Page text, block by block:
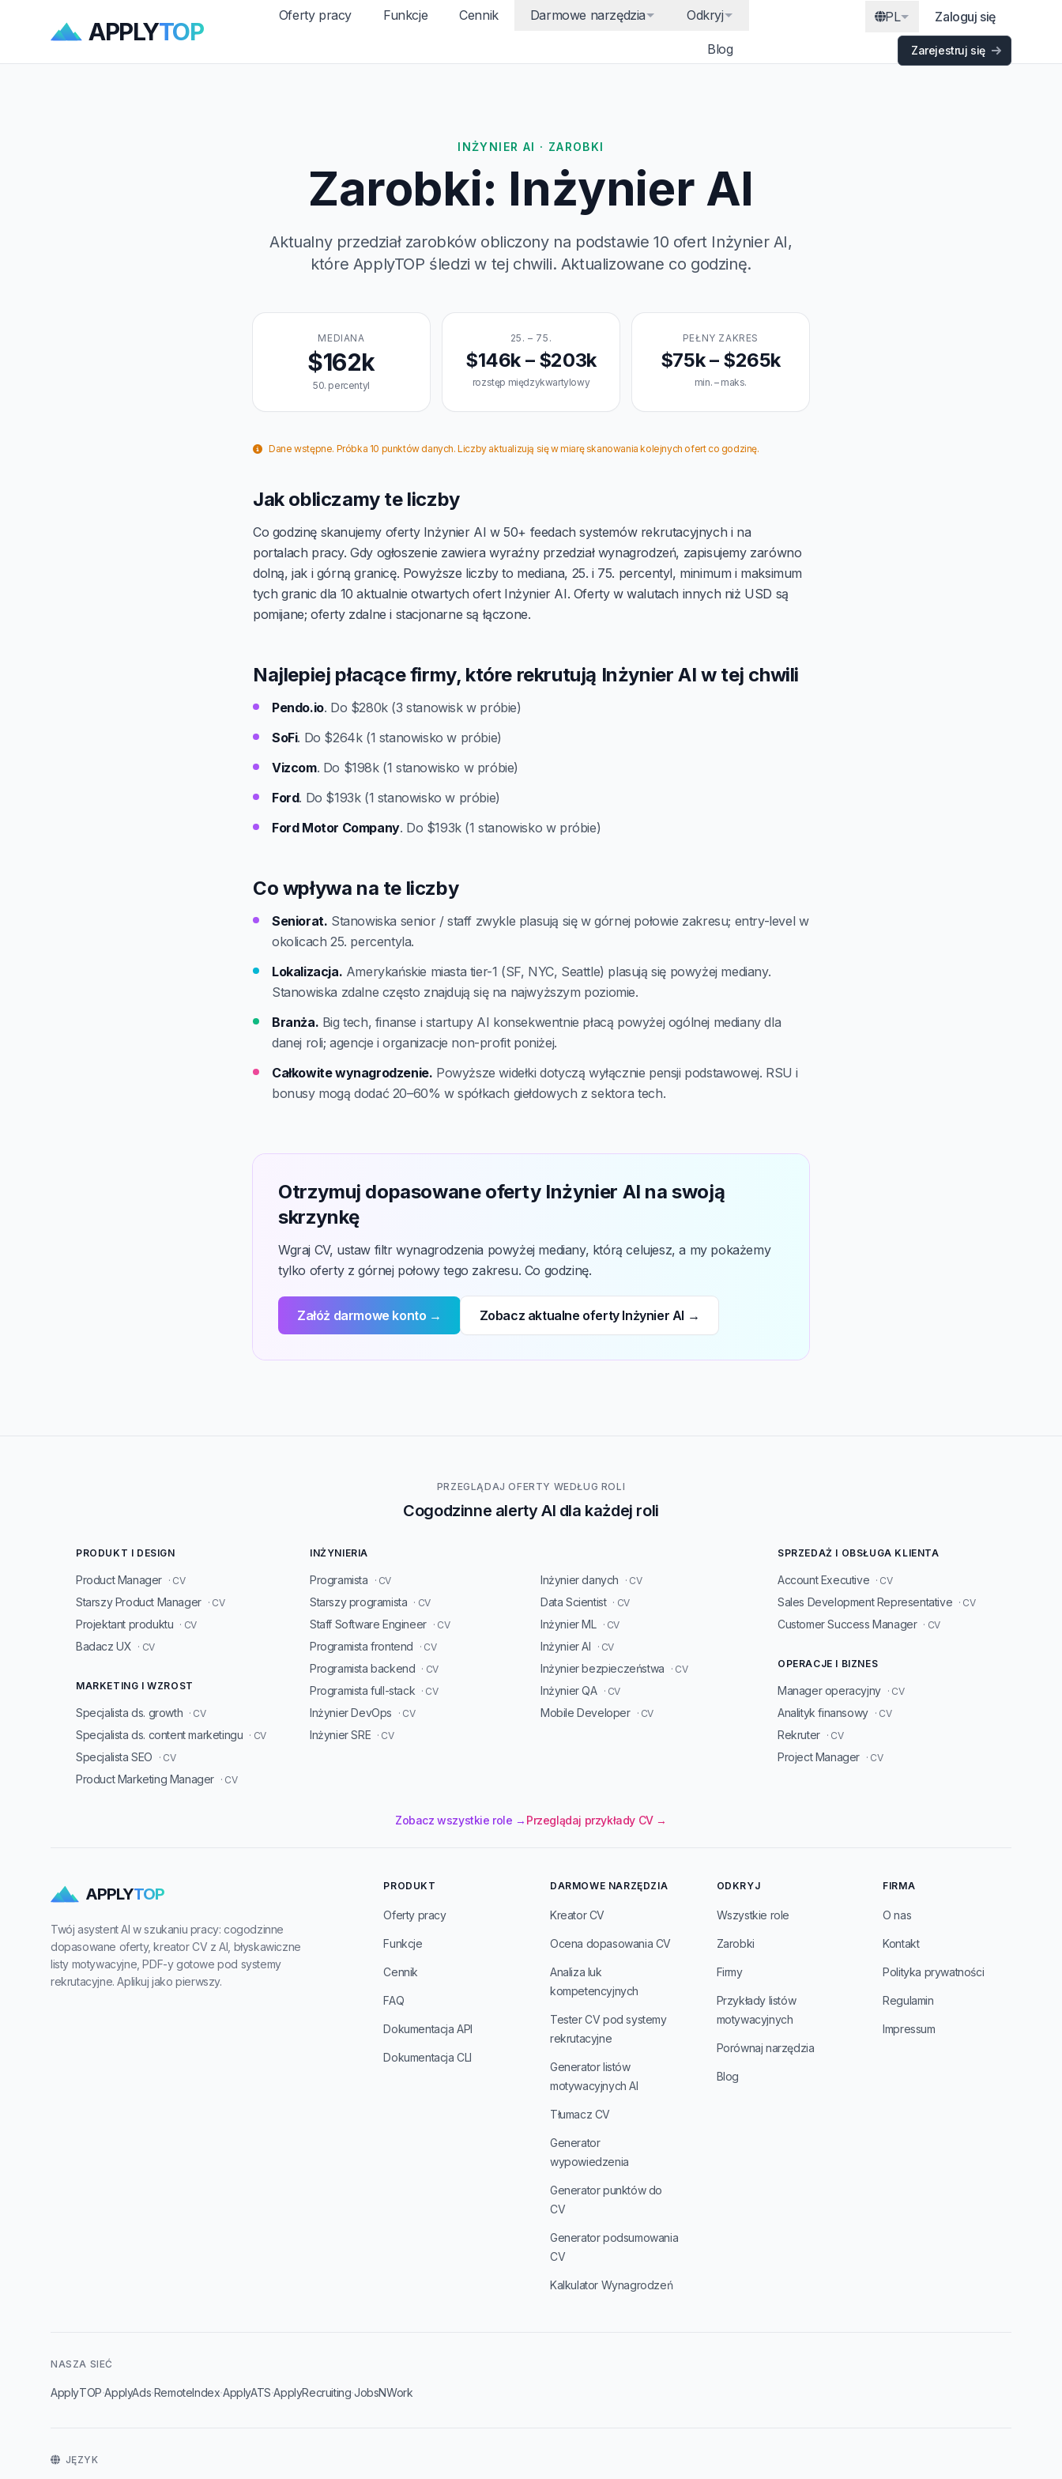
APPLYTOP
Oferty pracy Funkcje Cennik Darmowe narzędzia Odkryj
Blog
PL Zaloguj się
Zarejestruj się
INŻYNIER AI · ZAROBKI
Zarobki: Inżynier AI
Aktualny przedział zarobków obliczony na podstawie 10 ofert Inżynier AI,
które ApplyTOP śledzi w tej chwili. Aktualizowane co godzinę.
MEDIANA
$162k
50. percentyl
25. – 75.
$146k – $203k
rozstęp międzykwartylowy
PEŁNY ZAKRES
$75k – $265k
min. – maks.
Dane wstępne. Próbka 10 punktów danych. Liczby aktualizują się w miarę skanowania kolejnych ofert co godzinę.
Jak obliczamy te liczby
Co godzinę skanujemy oferty Inżynier AI w 50+ feedach systemów rekrutacyjnych i na
portalach pracy. Gdy ogłoszenie zawiera wyraźny przedział wynagrodzeń, zapisujemy zarówno
dolną, jak i górną granicę. Powyższe liczby to mediana, 25. i 75. percentyl, minimum i maksimum
tych granic dla 10 aktualnie otwartych ofert Inżynier AI. Oferty w walutach innych niż USD są
pomijane; oferty zdalne i stacjonarne są łączone.
Najlepiej płacące firmy, które rekrutują Inżynier AI w tej chwili
Pendo.io. Do $280k (3 stanowisk w próbie)
SoFi. Do $264k (1 stanowisko w próbie)
Vizcom. Do $198k (1 stanowisko w próbie)
Ford. Do $193k (1 stanowisko w próbie)
Ford Motor Company. Do $193k (1 stanowisko w próbie)
Co wpływa na te liczby
Seniorat. Stanowiska senior / staff zwykle plasują się w górnej połowie zakresu; entry-level w
okolicach 25. percentyla.
Lokalizacja. Amerykańskie miasta tier-1 (SF, NYC, Seattle) plasują się powyżej mediany.
Stanowiska zdalne często znajdują się na najwyższym poziomie.
Branża. Big tech, finanse i startupy AI konsekwentnie płacą powyżej ogólnej mediany dla
danej roli; agencje i organizacje non-profit poniżej.
Całkowite wynagrodzenie. Powyższe widełki dotyczą wyłącznie pensji podstawowej. RSU i
bonusy mogą dodać 20–60% w spółkach giełdowych z sektora tech.
Otrzymuj dopasowane oferty Inżynier AI na swoją
skrzynkę
Wgraj CV, ustaw filtr wynagrodzenia powyżej mediany, którą celujesz, a my pokażemy
tylko oferty z górnej połowy tego zakresu. Co godzinę.
Załóż darmowe konto → Zobacz aktualne oferty Inżynier AI →
PRZEGLĄDAJ OFERTY WEDŁUG ROLI
Cogodzinne alerty AI dla każdej roli
PRODUKT I DESIGN
Product Manager · CV
Starszy Product Manager · CV
Projektant produktu · CV
Badacz UX · CV
MARKETING I WZROST
Specjalista ds. growth · CV
Specjalista ds. content marketingu · CV
Specjalista SEO · CV
Product Marketing Manager · CV
INŻYNIERIA
Programista · CV
Starszy programista · CV
Staff Software Engineer · CV
Programista frontend · CV
Programista backend · CV
Programista full-stack · CV
Inżynier DevOps · CV
Inżynier SRE · CV
Inżynier danych · CV
Data Scientist · CV
Inżynier ML · CV
Inżynier AI · CV
Inżynier bezpieczeństwa · CV
Inżynier QA · CV
Mobile Developer · CV
SPRZEDAŻ I OBSŁUGA KLIENTA
Account Executive · CV
Sales Development Representative · CV
Customer Success Manager · CV
OPERACJE I BIZNES
Manager operacyjny · CV
Analityk finansowy · CV
Rekruter · CV
Project Manager · CV
Zobacz wszystkie role → Przeglądaj przykłady CV →
APPLYTOP
Twój asystent AI w szukaniu pracy: cogodzinne
dopasowane oferty, kreator CV z AI, błyskawiczne
listy motywacyjne, PDF-y gotowe pod systemy
rekrutacyjne. Aplikuj jako pierwszy.
PRODUKT
Oferty pracy
Funkcje
Cennik
FAQ
Dokumentacja API
Dokumentacja CLI
DARMOWE NARZĘDZIA
Kreator CV
Ocena dopasowania CV
Analiza luk
kompetencyjnych
Tester CV pod systemy
rekrutacyjne
Generator listów
motywacyjnych AI
Tłumacz CV
Generator
wypowiedzenia
Generator punktów do
CV
Generator podsumowania
CV
Kalkulator Wynagrodzeń
ODKRYJ
Wszystkie role
Zarobki
Firmy
Przykłady listów
motywacyjnych
Porównaj narzędzia
Blog
FIRMA
O nas
Kontakt
Polityka prywatności
Regulamin
Impressum
NASZA SIEĆ
ApplyTOP·ApplyAds·RemoteIndex·ApplyATS·ApplyRecruiting·JobsNWork
JĘZYK